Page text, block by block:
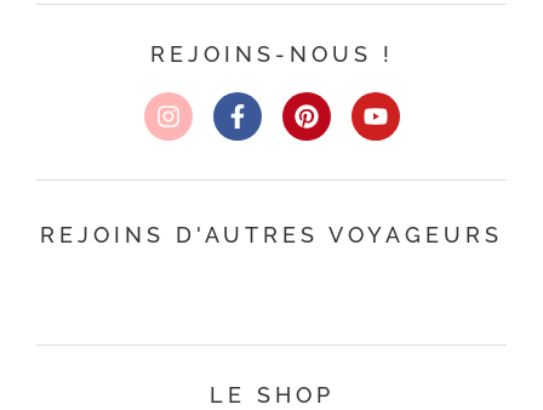
REJOINS-NOUS !
REJOINS D'AUTRES VOYAGEURS
LE SHOP